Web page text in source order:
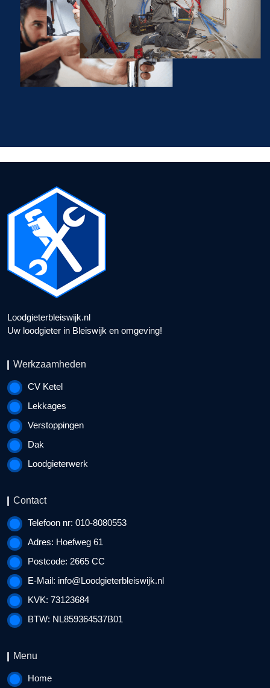
Loodgieterbleiswijk.nl
Uw loodgieter in Bleiswijk en omgeving!
Werkzaamheden
CV Ketel
Lekkages
Verstoppingen
Dak
Loodgieterwerk
Contact
Telefoon nr: 010-8080553
Adres: Hoefweg 61
Postcode: 2665 CC
E-Mail: info@Loodgieterbleiswijk.nl
KVK: 73123684
BTW: NL859364537B01
Menu
Home